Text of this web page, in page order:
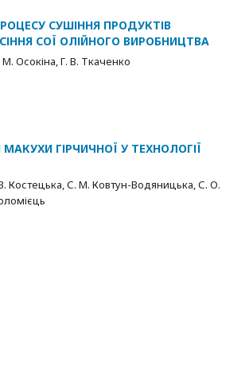
СУШІННЯ ПРОДУКТІВ
СОЇ ОЛІЙНОГО ВИРОБНИЦТВА
Осокіна, Г. В. Ткаченко
ГІРЧИЧНОЇ У ТЕХНОЛОГІЇ
Костецька, С. M. Ковтун-Водяницька, С. О.